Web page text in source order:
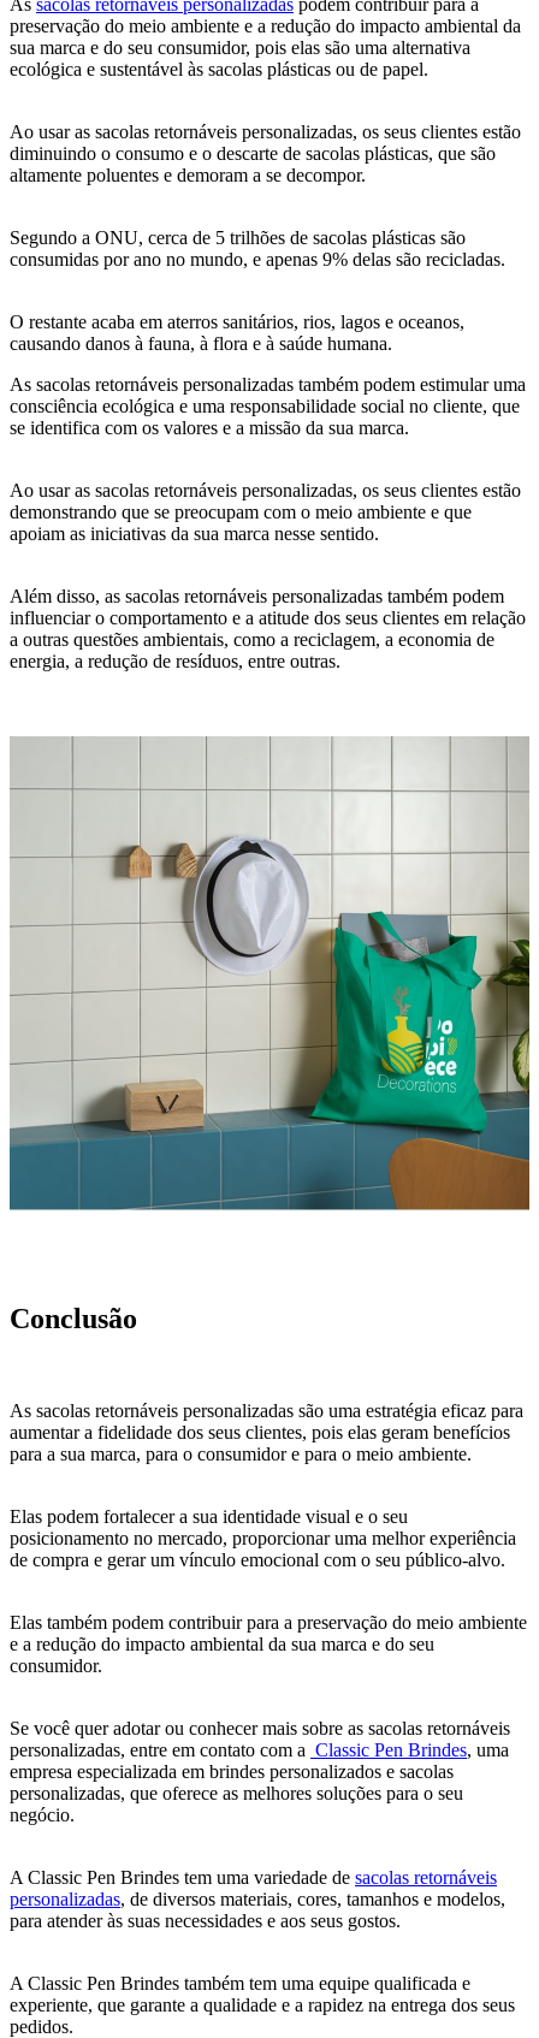
preservação do meio ambiente e a redução do impacto ambiental da
sua marca e do seu consumidor, pois elas são uma alternativa
ecológica e sustentável às sacolas plásticas ou de papel.
Ao usar as sacolas retornáveis personalizadas, os seus clientes estão
diminuindo o consumo e o descarte de sacolas plásticas, que são
altamente poluentes e demoram a se decompor.
Segundo a ONU, cerca de 5 trilhões de sacolas plásticas são
consumidas por ano no mundo, e apenas 9% delas são recicladas.
O restante acaba em aterros sanitários, rios, lagos e oceanos,
causando danos à fauna, à flora e à saúde humana.
As sacolas retornáveis personalizadas também podem estimular uma
consciência ecológica e uma responsabilidade social no cliente, que
se identifica com os valores e a missão da sua marca.
Ao usar as sacolas retornáveis personalizadas, os seus clientes estão
demonstrando que se preocupam com o meio ambiente e que
apoiam as iniciativas da sua marca nesse sentido.
Além disso, as sacolas retornáveis personalizadas também podem
influenciar o comportamento e a atitude dos seus clientes em relação
a outras questões ambientais, como a reciclagem, a economia de
energia, a redução de resíduos, entre outras.
Conclusão
As sacolas retornáveis personalizadas são uma estratégia eficaz para
aumentar a fidelidade dos seus clientes, pois elas geram benefícios
para a sua marca, para o consumidor e para o meio ambiente.
Elas podem fortalecer a sua identidade visual e o seu
posicionamento no mercado, proporcionar uma melhor experiência
de compra e gerar um vínculo emocional com o seu público-alvo.
Elas também podem contribuir para a preservação do meio ambiente
e a redução do impacto ambiental da sua marca e do seu
consumidor.
Se você quer adotar ou conhecer mais sobre as sacolas retornáveis
personalizadas, entre em contato com a Classic Pen Brindes, uma
empresa especializada em brindes personalizados e sacolas
personalizadas, que oferece as melhores soluções para o seu
negócio.
A Classic Pen Brindes tem uma variedade de sacolas retornáveis
personalizadas, de diversos materiais, cores, tamanhos e modelos,
para atender às suas necessidades e aos seus gostos.
A Classic Pen Brindes também tem uma equipe qualificada e
experiente, que garante a qualidade e a rapidez na entrega dos seus
pedidos.